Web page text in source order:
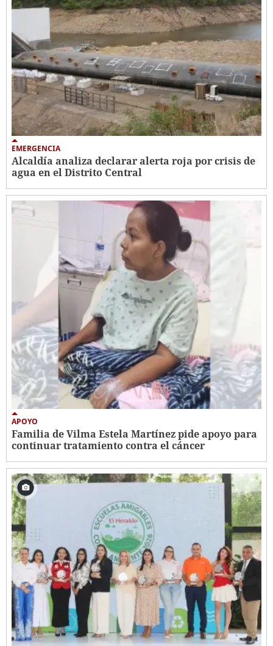
EMERGENCIA
Alcaldía analiza declarar alerta roja por crisis de
agua en el Distrito Central
APOYO
Familia de Vilma Estela Martínez pide apoyo para
continuar tratamiento contra el cáncer